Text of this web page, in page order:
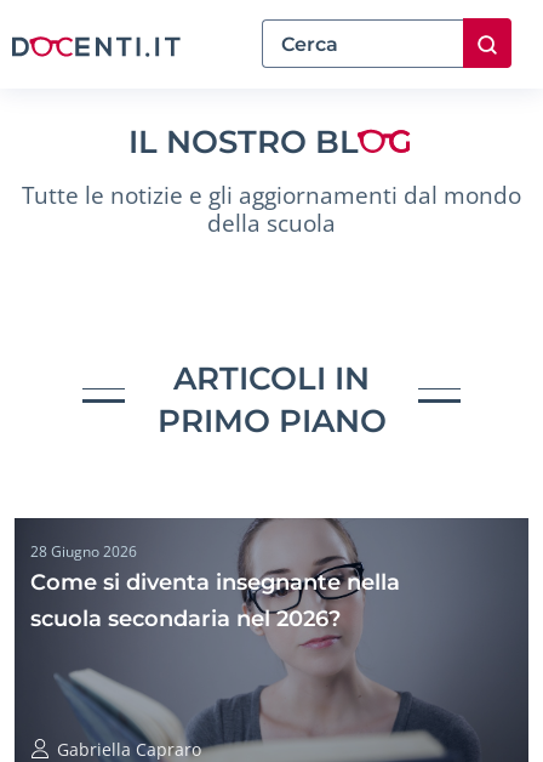
IL NOSTRO BL
Tutte le notizie e gli aggiornamenti dal mondo
della scuola
ARTICOLI IN
PRIMO PIANO
28 Giugno 2026
Come si diventa insegnante nella
scuola secondaria nel 2026?
Gabriella Capraro